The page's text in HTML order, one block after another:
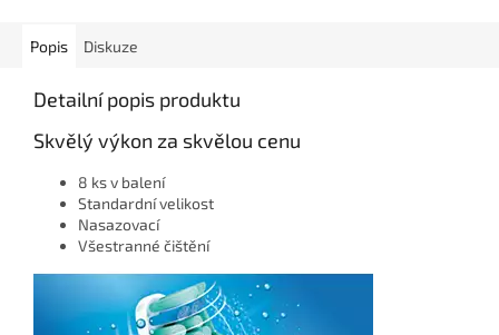
Popis Diskuze
Detailní popis produktu
Skvělý výkon za skvělou cenu
8 ks v balení
Standardní velikost
Nasazovací
Všestranné čištění